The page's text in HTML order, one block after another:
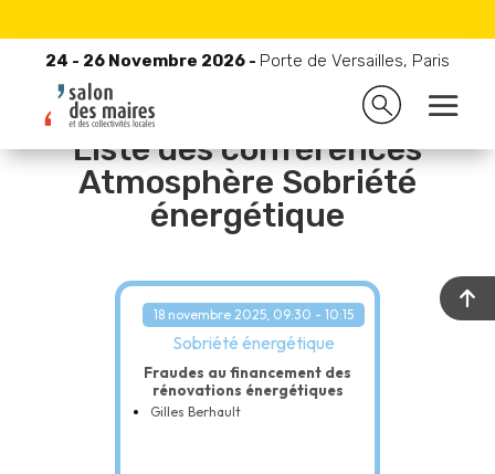
24 - 26 Novembre 2026 - Porte de Versailles, Paris
24 - 26 Novembre 2026 - Porte de Versailles, Paris
Liste des conférences
Atmosphère Sobriété
énergétique